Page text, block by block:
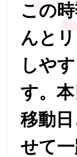
この
んと
しや
す。
移動
せて